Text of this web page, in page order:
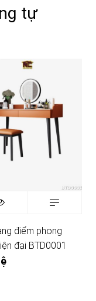
tự
điểm phong
đại BTD0001